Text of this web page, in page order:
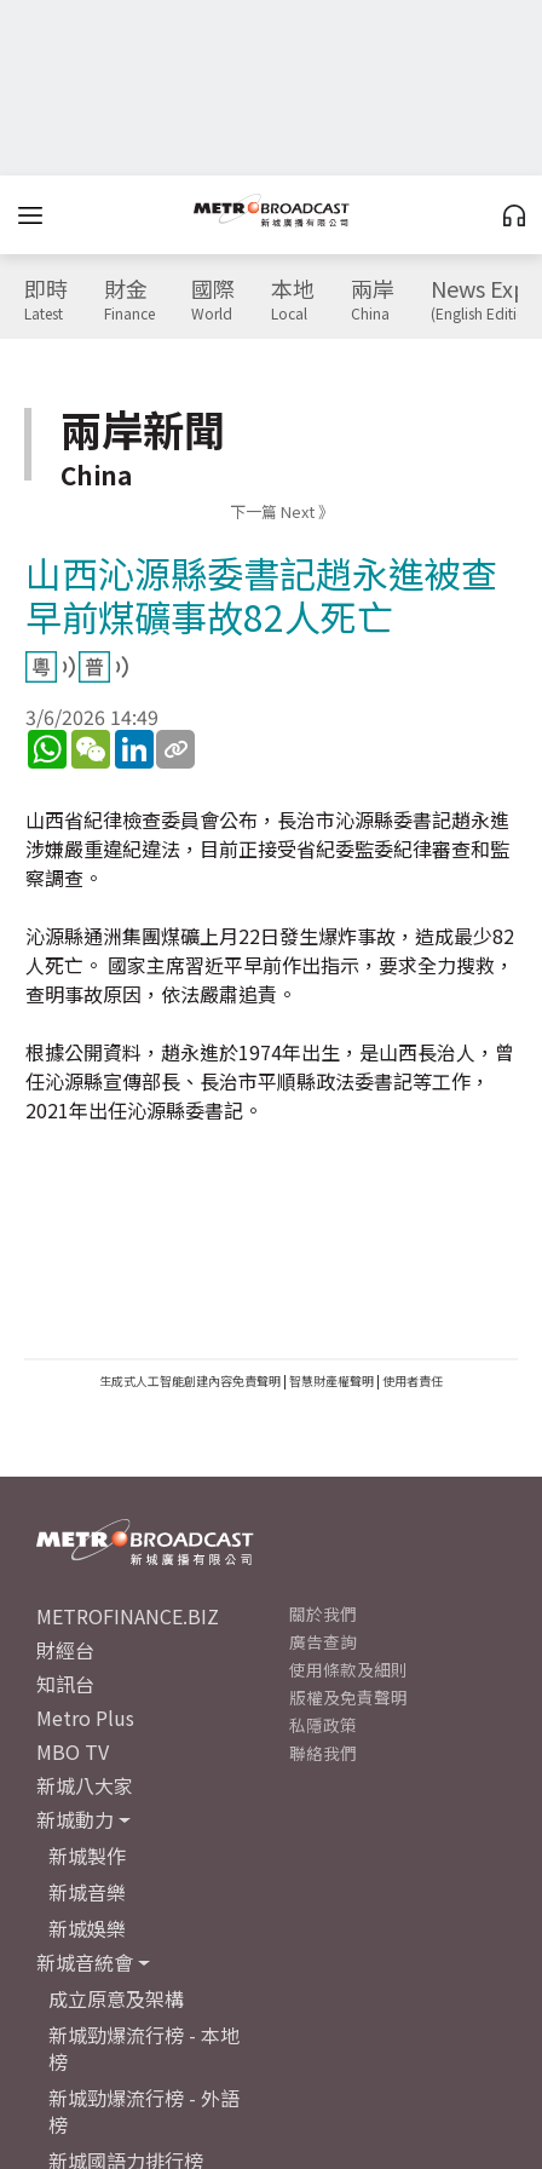
即時
Latest
財金
Finance
國際
World
本地
Local
兩岸
China
News
(English Edition)
兩岸新聞
China
下一篇 Next 》
山西沁源縣委書記趙永進被查
早前煤礦事故82人死亡
3/6/2026 14:49
WhatsApp
WeChatLinkedIn
山西省紀律檢查委員會公布，長治市沁源縣委書記趙永進
涉嫌嚴重違紀違法，目前正接受省紀委監委紀律審查和監
察調查。
沁源縣通洲集團煤礦上月22日發生爆炸事故，造成最少82
人死亡。 國家主席習近平早前作出指示，要求全力搜救，
查明事故原因，依法嚴肅追責。
根據公開資料，趙永進於1974年出生，是山西長治人，曾
任沁源縣宣傳部長、長治市平順縣政法委書記等工作，
2021年出任沁源縣委書記。
生成式人工智能創建內容免責聲明 | 智慧財產權聲明 | 使用者責任
METROFINANCE.BIZ
財經台
知訊台
Metro Plus
MBO TV
新城八大家
新城動力
新城製作
新城音樂
新城娛樂
新城音統會
成立原意及架構
新城勁爆流行榜 - 本地
榜
新城勁爆流行榜 - 外語
榜
新城國語力排行榜
關於我們
廣告查詢
使用條款及細則
版權及免責聲明
私隱政策
聯絡我們